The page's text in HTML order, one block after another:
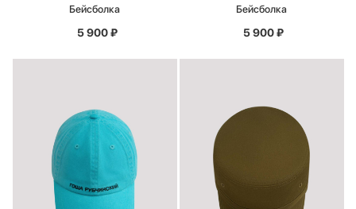
Бейсболка
5 900₽
Бейсболка
5 900₽